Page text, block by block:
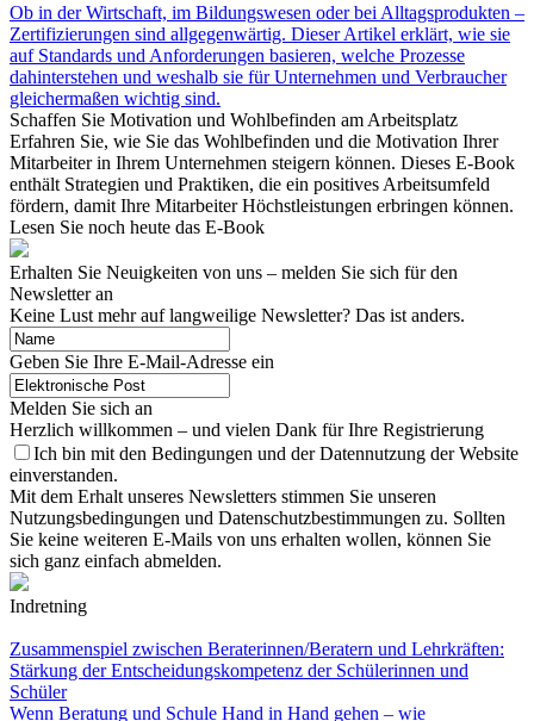
Ob in der Wirtschaft, im Bildungswesen oder bei Alltagsprodukten –
Zertifizierungen sind allgegenwärtig. Dieser Artikel erklärt, wie sie
auf Standards und Anforderungen basieren, welche Prozesse
dahinterstehen und weshalb sie für Unternehmen und Verbraucher
gleichermaßen wichtig sind.
Schaffen Sie Motivation und Wohlbefinden am Arbeitsplatz
Erfahren Sie, wie Sie das Wohlbefinden und die Motivation Ihrer
Mitarbeiter in Ihrem Unternehmen steigern können. Dieses E-Book
enthält Strategien und Praktiken, die ein positives Arbeitsumfeld
fördern, damit Ihre Mitarbeiter Höchstleistungen erbringen können.
Lesen Sie noch heute das E-Book
Erhalten Sie Neuigkeiten von uns – melden Sie sich für den
Newsletter an
Keine Lust mehr auf langweilige Newsletter? Das ist anders.
Geben Sie Ihre E-Mail-Adresse ein
Melden Sie sich an
Herzlich willkommen – und vielen Dank für Ihre Registrierung
Ich bin mit den Bedingungen und der Datennutzung der Website
einverstanden.
Mit dem Erhalt unseres Newsletters stimmen Sie unseren
Nutzungsbedingungen und Datenschutzbestimmungen zu. Sollten
Sie keine weiteren E-Mails von uns erhalten wollen, können Sie
sich ganz einfach abmelden.
Indretning
Zusammenspiel zwischen Beraterinnen/Beratern und Lehrkräften:
Stärkung der Entscheidungskompetenz der Schülerinnen und
Schüler
Wenn Beratung und Schule Hand in Hand gehen – wie